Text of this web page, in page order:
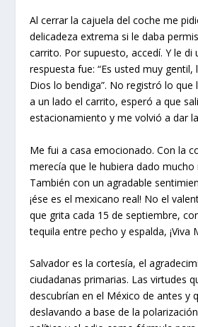
Al cerrar la cajuela del coche me
delicadeza extrema si le daba
carrito. Por supuesto, accedí. Y le di
respuesta fue: “Es usted muy gentil,
Dios lo bendiga”. No registró lo que
a un lado el carrito, esperó a que
estacionamiento y me volvió a dar
Me fui a casa emocionado. Con la
merecía que le hubiera dado mucho
También con un agradable
¡ése es el mexicano real! No el
que grita cada 15 de septiembre,
tequila entre pecho y espalda, ¡Viva
Salvador es la cortesía, el
ciudadanas primarias. Las virtudes
descubrían en el México de antes y
deslavando a base de la